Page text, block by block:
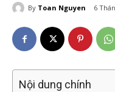
By Toan Nguyen 6
Nội dung chính